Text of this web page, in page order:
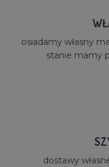
osiadamy własny
stanie mamy
dostawy